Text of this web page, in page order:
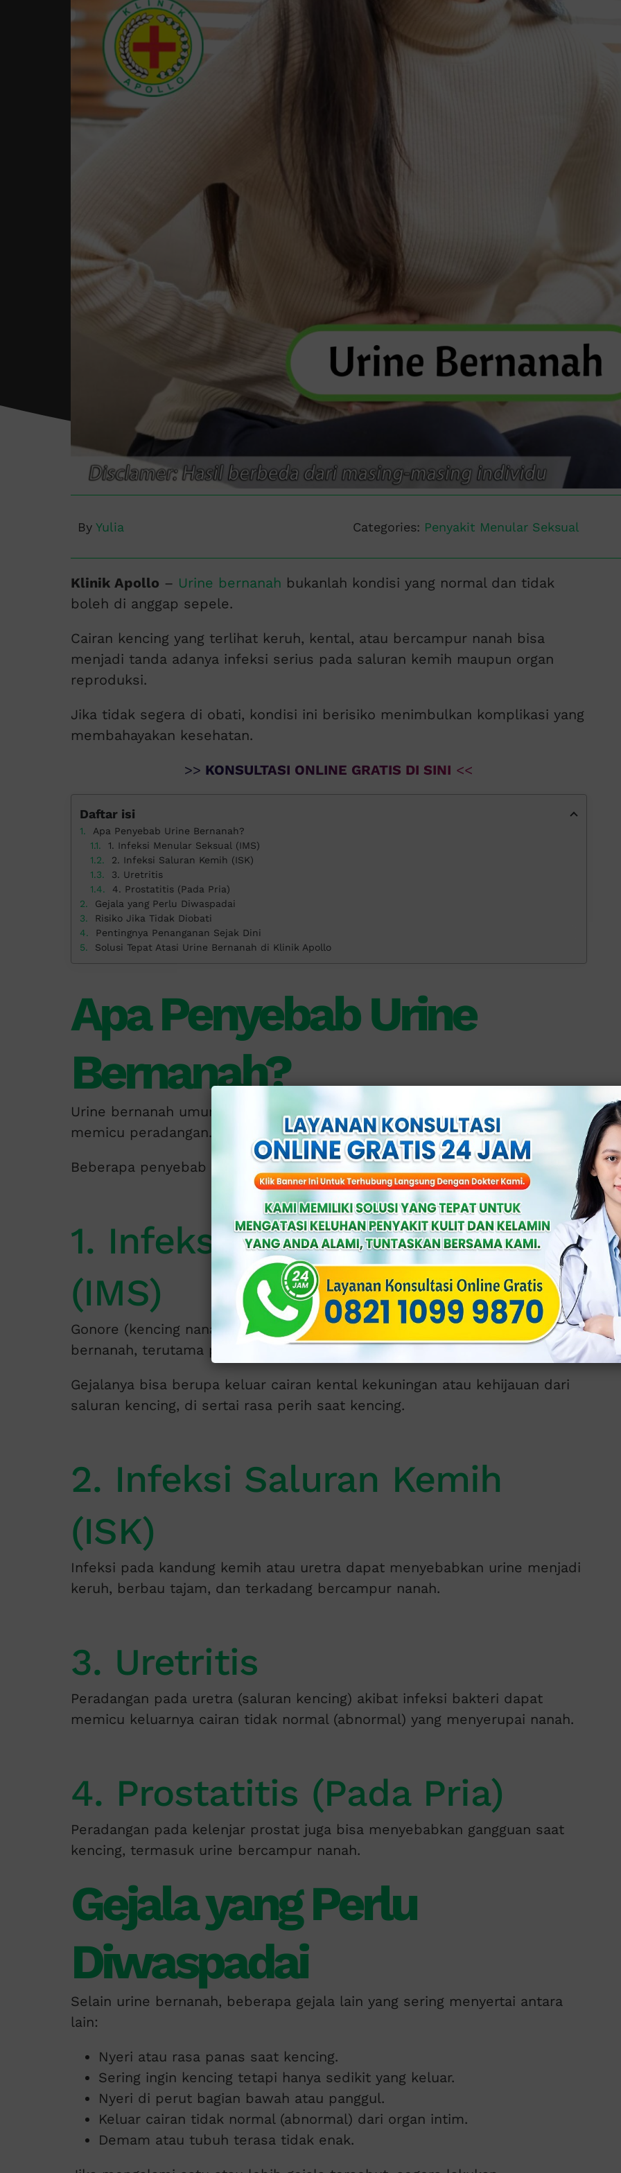
By Yulia Categories: Penyakit Menular Seksual
Klinik Apollo – Urine bernanah bukanlah kondisi yang normal dan tidak
boleh di anggap sepele.
Cairan kencing yang terlihat keruh, kental, atau bercampur nanah bisa
menjadi tanda adanya infeksi serius pada saluran kemih maupun organ
reproduksi.
Jika tidak segera di obati, kondisi ini berisiko menimbulkan komplikasi yang
membahayakan kesehatan.
>> KONSULTASI ONLINE GRATIS DI SINI <<
Daftar isi
Apa Penyebab Urine Bernanah?
1. Infeksi Menular Seksual (IMS)
2. Infeksi Saluran Kemih (ISK)
3. Uretritis
4. Prostatitis (Pada Pria)
Gejala yang Perlu Diwaspadai
Risiko Jika Tidak Diobati
Pentingnya Penanganan Sejak Dini
Solusi Tepat Atasi Urine Bernanah di Klinik Apollo
Apa Penyebab Urine
Bernanah?
Urine bernanah umumnya terjadi karena adanya infeksi bakteri yang
memicu peradangan.
Beberapa penyebab yang sering di temukan antara lain:
1. Infeksi Menular Seksual
(IMS)
Gonore (kencing nanah) dan klamidia adalah penyebab paling umum urine
bernanah, terutama pada pria.
Gejalanya bisa berupa keluar cairan kental kekuningan atau kehijauan dari
saluran kencing, di sertai rasa perih saat kencing.
2. Infeksi Saluran Kemih
(ISK)
Infeksi pada kandung kemih atau uretra dapat menyebabkan urine menjadi
keruh, berbau tajam, dan terkadang bercampur nanah.
3. Uretritis
Peradangan pada uretra (saluran kencing) akibat infeksi bakteri dapat
memicu keluarnya cairan tidak normal (abnormal) yang menyerupai nanah.
4. Prostatitis (Pada Pria)
Peradangan pada kelenjar prostat juga bisa menyebabkan gangguan saat
kencing, termasuk urine bercampur nanah.
Gejala yang Perlu
Diwaspadai
Selain urine bernanah, beberapa gejala lain yang sering menyertai antara
lain:
Nyeri atau rasa panas saat kencing.
Sering ingin kencing tetapi hanya sedikit yang keluar.
Nyeri di perut bagian bawah atau panggul.
Keluar cairan tidak normal (abnormal) dari organ intim.
Demam atau tubuh terasa tidak enak.